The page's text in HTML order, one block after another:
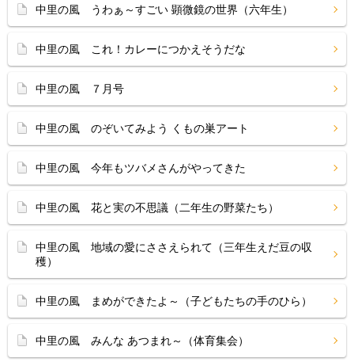
中里の風 うわぁ～すごい 顕微鏡の世界（六年生）
中里の風 これ！カレーにつかえそうだな
中里の風 ７月号
中里の風 のぞいてみよう くもの巣アート
中里の風 今年もツバメさんがやってきた
中里の風 花と実の不思議（二年生の野菜たち）
中里の風 地域の愛にささえられて（三年生えだ豆の収
穫）
中里の風 まめができたよ～（子どもたちの手のひら）
中里の風 みんな あつまれ～（体育集会）